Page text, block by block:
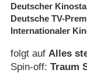
Deutscher
Deutsche TV-
Internationaler
folgt auf Alles
Spin-off: Traum